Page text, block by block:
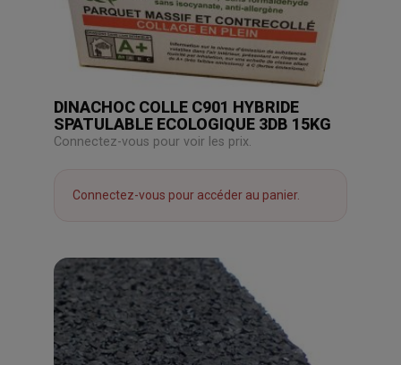
DINACHOC COLLE C901 HYBRIDE
SPATULABLE ECOLOGIQUE 3DB 15KG
Connectez-vous pour voir les prix.
Connectez-vous pour accéder au panier.